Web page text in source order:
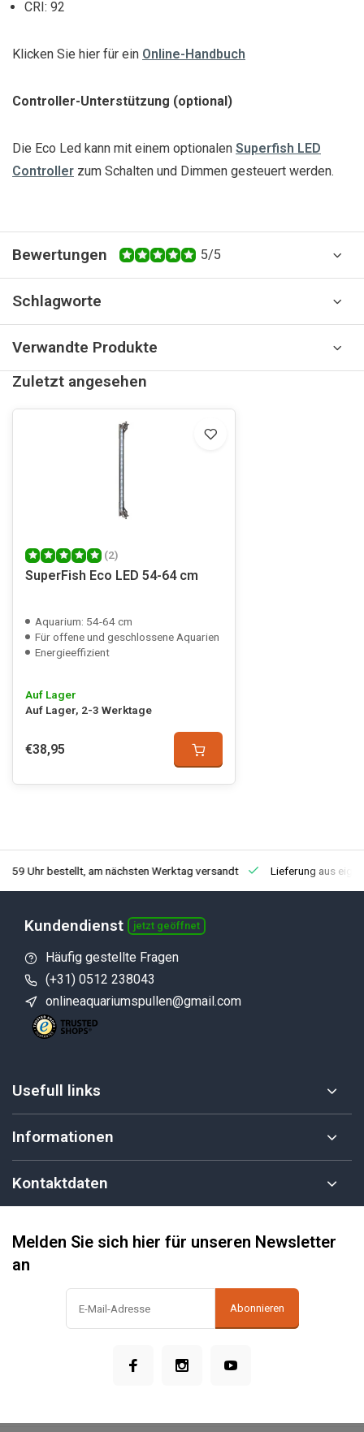
CRI: 92
Klicken Sie hier für ein Online-Handbuch
Controller-Unterstützung (optional)
Die Eco Led kann mit einem optionalen Superfish LED
Controller zum Schalten und Dimmen gesteuert werden.
Bewertungen 5/5
Schlagworte
Verwandte Produkte
Zuletzt angesehen
(2)
SuperFish Eco LED 54-64 cm
Aquarium: 54-64 cm
Für offene und geschlossene Aquarien
Energieeffizient
Auf Lager
Auf Lager, 2-3 Werktage
€38,95
Uhr bestellt, am nächsten Werktag versandt Lieferung aus
Kundendienst jetzt geöffnet
Häufig gestellte Fragen
(+31) 0512 238043
onlineaquariumspullen@gmail.com
Usefull links
Informationen
Kontaktdaten
Melden Sie sich hier für unseren Newsletter
an
Abonnieren